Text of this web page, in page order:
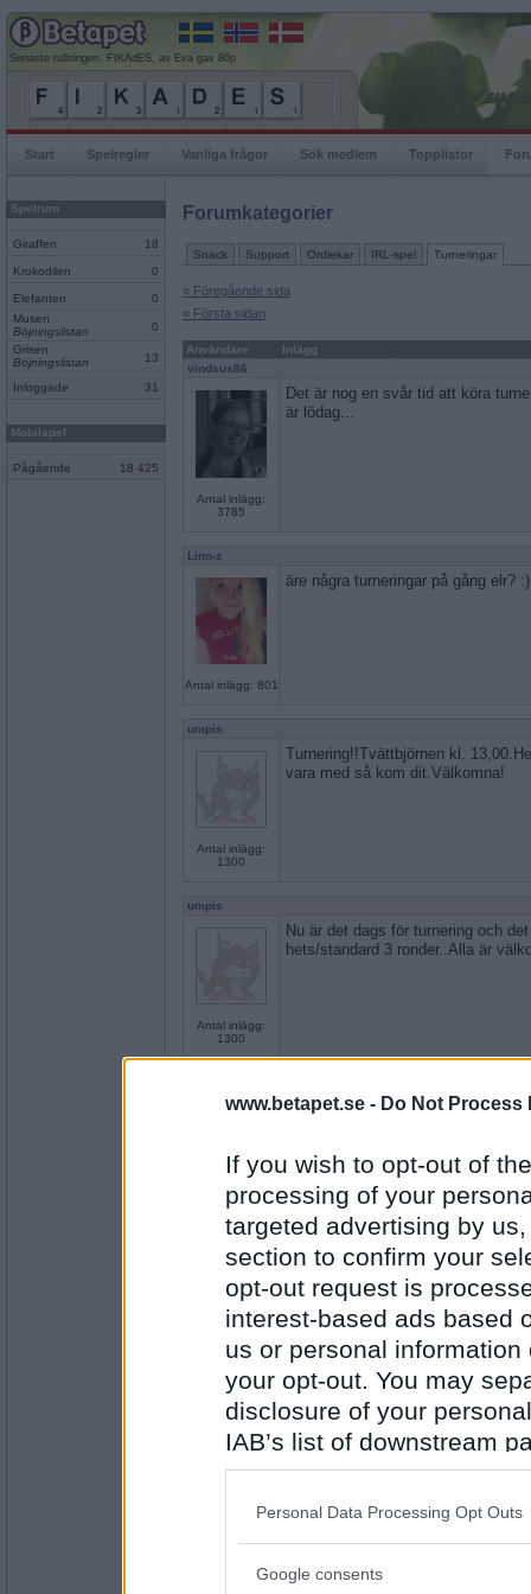
www.betapet.se - Do Not Process
If you wish to opt-out of
processing of your
targeted advertising by
section to confirm your
opt-out request is
interest-based ads based
us or personal
your opt-out. You may
disclosure of your
IAB’s list of downstream
also be disclosed by us
Downstream Participants
Please note that this
Personal Data Processing Opt Outs
Google consents
Senaste rullningen, FIKAdES, av Eva gav 80p
Start Spelregler Vanliga frågor Sök medlem Topplistor
Spelrum
Giraffen 18
Krokodilen 0
Elefanten
0
Musen
Böjningslistan
0
Grisen
Böjningslistan
13
Inloggade 31
Mobilspel
Pågående 18 425
Forumkategorier
Snack Support Ordlekar IRL-spel Turneringar
« Föregående sida
« Första sidan
Användare
Inlägg
vindsus86
Antal inlägg:
3785
Det är nog en svår tid att köra
är lödag...
Linn-z
Antal inlägg: 801
äre några turneringar på gång elr? :)
umpis
Antal inlägg:
1300
Turnering!!Tvättbjörnen kl.
vara med så kom dit.Välkomna!
umpis
Antal inlägg:
1300
Nu är det dags för turnering och
hets/standard 3 ronder..Alla är
Antal inlägg:
Kl. 17 00 är det turnering i
Antal inlägg:
1300
RESULTAT TURNERING KL. 17 00
1 Ruhrområdet
2 jannixa
3 TompaChiefen
4 berlioz
5 umpis
6 Crazy Monday
RULLNINGAR
» Ruhrområdet har rullat för 82
» Ruhrområdet har rullat för 82
» Ruhrområdet har rullat för 77